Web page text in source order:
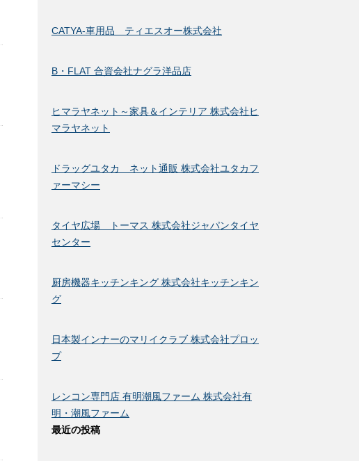
CATYA-車用品 ティエスオー株式会社
B・FLAT 合資会社ナグラ洋品店
ヒマラヤネット～家具＆インテリア 株式会社ヒ
マラヤネット
ドラッグユタカ ネット通販 株式会社ユタカフ
ァーマシー
タイヤ広場 トーマス 株式会社ジャパンタイヤ
センター
厨房機器キッチンキング 株式会社キッチンキン
グ
日本製インナーのマリイクラブ 株式会社プロッ
プ
レンコン専門店 有明潮風ファーム 株式会社有
明・潮風ファーム
最近の投稿